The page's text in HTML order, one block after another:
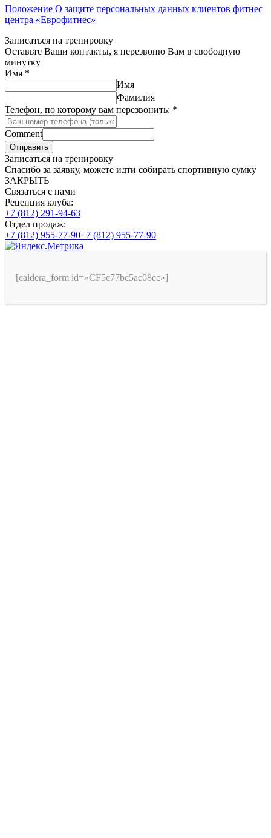
Положение О защите персональных данных клиентов фитнес
центра «Еврофитнес»
Записаться на тренировку
Оставьте Ваши контакты, я перезвоню Вам в свободную
минутку
Имя *
Имя
Фамилия
Телефон, по которому вам перезвонить: *
Comment
Отправить
Записаться на тренировку
Спасибо за заявку, можете идти собирать спортивную сумку
ЗАКРЫТЬ
Связаться с нами
Рецепция клуба:
+7 (812) 291-94-63
Отдел продаж:
+7 (812) 955-77-90+7 (812) 955-77-90
[caldera_form id=»CF5c77bc5ac08ec»]